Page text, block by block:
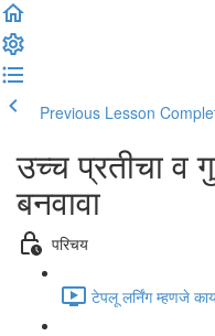
Previous Lesson
उच्च प्रतीचा व
बनवावा
परिचय
टेपलू लर्निंग म्हणजे